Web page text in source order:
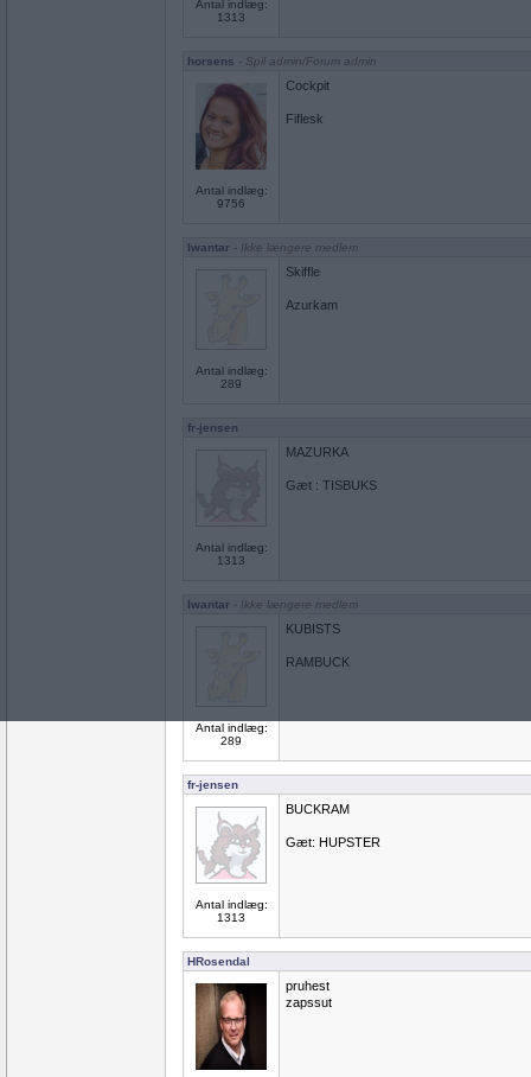
Antal indlæg:
1313
horsens - Spil admin/Forum admin
Antal indlæg:
9756
Cockpit
Fiflesk
Iwantar - Ikke længere medlem
Antal indlæg:
289
Skiffle
Azurkam
fr-jensen
Antal indlæg:
1313
MAZURKA
Gæt : TISBUKS
Iwantar - Ikke længere medlem
Antal indlæg:
289
KUBISTS
RAMBUCK
fr-jensen
Antal indlæg:
1313
BUCKRAM
Gæt: HUPSTER
HRosendal
pruhest
zapssut